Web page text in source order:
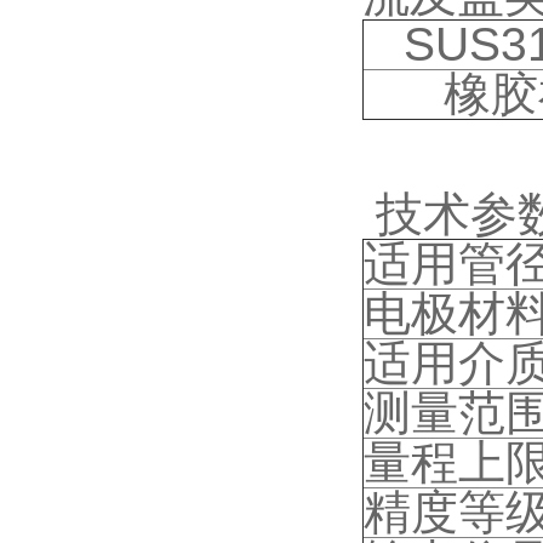
橡胶
技术参
适用管
电极材
适用介
测量范
量程上
精度等